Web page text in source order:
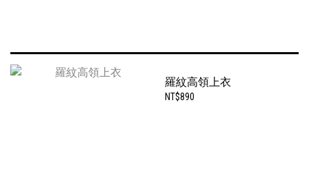
羅紋高領上衣
NT$890